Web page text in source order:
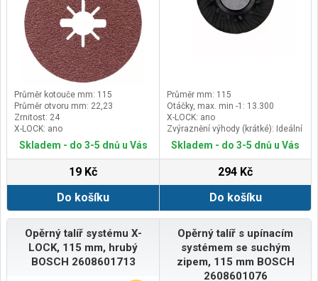
Průměr kotouče mm: 115
Průměr otvoru mm: 22,23
Zrnitost: 24
X-LOCK: ano
Skladem - do 3-5 dnů u Vás
19 Kč
Do košíku
Průměr mm: 115
Otáčky, max. min -1: 13.300
X-LOCK: ano
Zvýraznění výhody (krátké): Ideální
pro brusné kotouče se středním
zrnem (P80)
Skladem - do 3-5 dnů u Vás
294 Kč
Do košíku
Opěrný talíř systému X-
LOCK, 115 mm, hrubý
BOSCH 2608601713
Opěrný talíř s upínacím
systémem se suchým
zipem, 115 mm BOSCH
2608601076